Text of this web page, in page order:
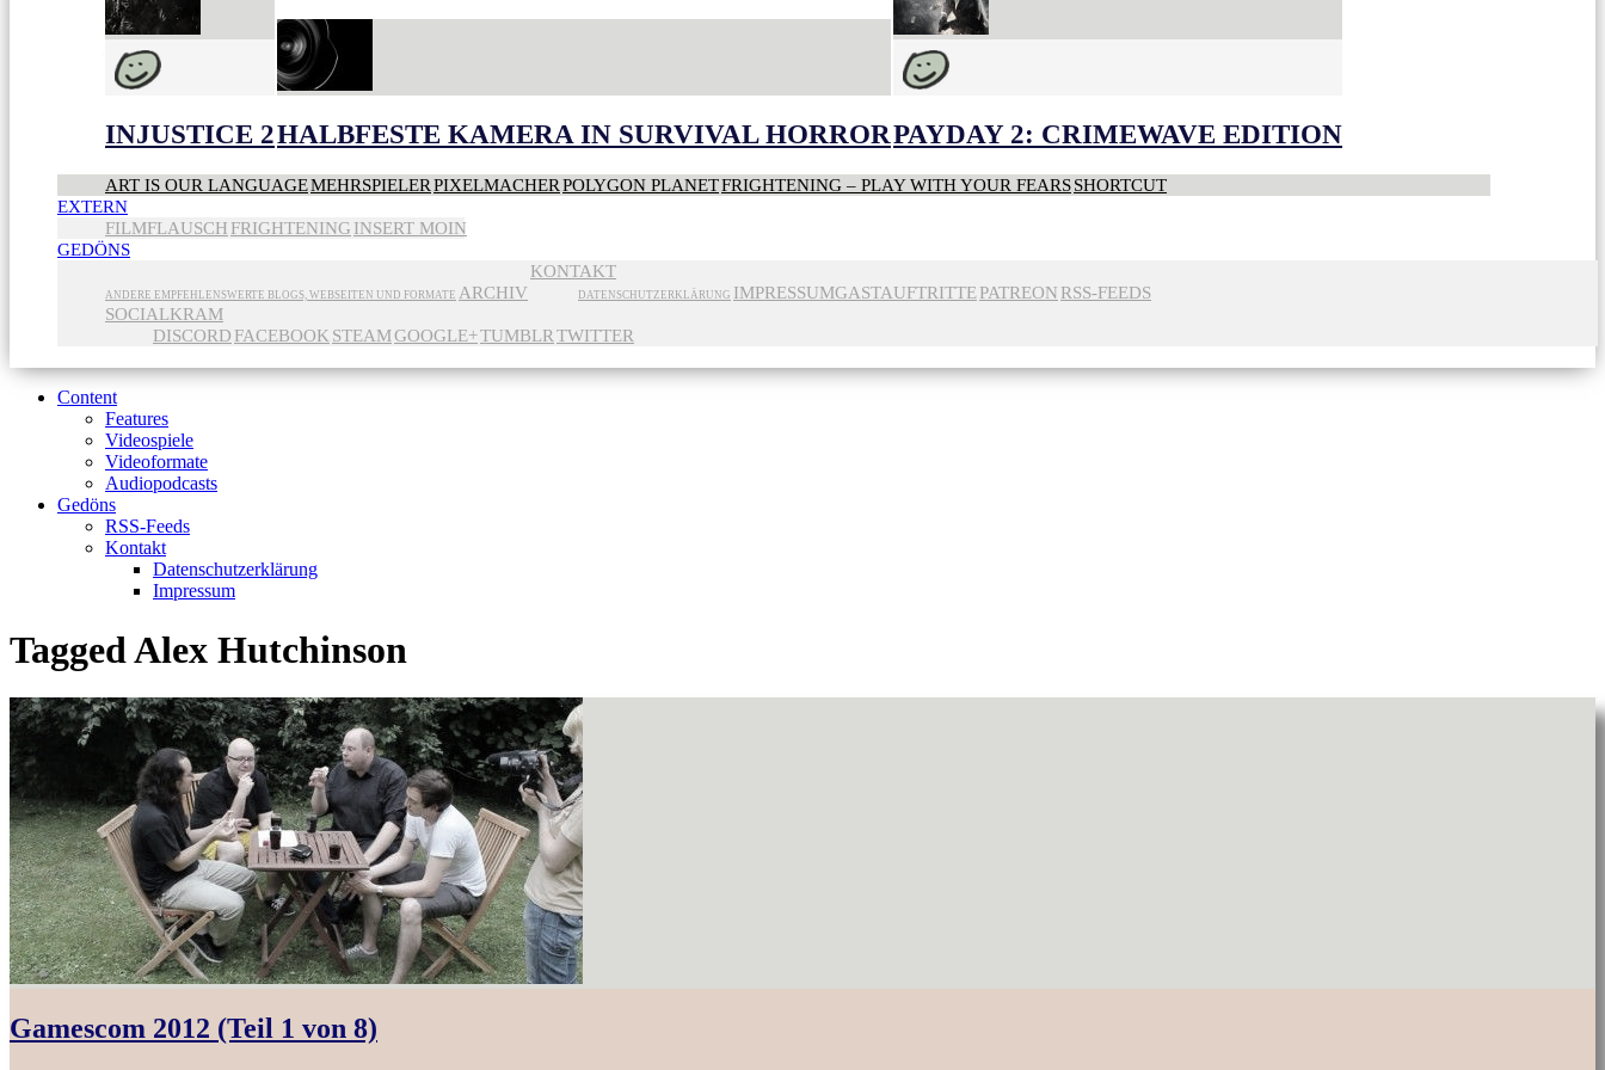
INJUSTICE 2HALBFESTE KAMERA IN SURVIVAL HORRORPAYDAY 2: CRIMEWAVE EDITION
ART IS OUR LANGUAGEMEHRSPIELERPIXELMACHERPOLYGON PLANETFRIGHTENING – PLAY WITH YOUR FEARSSHORTCUT
EXTERN
FILMFLAUSCH FRIGHTENING INSERT MOIN
GEDÖNS
ANDERE EMPFEHLENSWERTE BLOGS, WEBSEITEN UND FORMATE ARCHIV
KONTAKT
DATENSCHUTZERKLÄRUNG IMPRESSUMGASTAUFTRITTEPATREON RSS-FEEDS
SOCIALKRAM
DISCORD FACEBOOK STEAMGOOGLE+TUMBLRTWITTER
Content
Features
Videospiele
Videoformate
Audiopodcasts
Gedöns
RSS-Feeds
Kontakt
Datenschutzerklärung
Impressum
TaggedAlex Hutchinson
Gamescom 2012 (Teil 1 von 8)